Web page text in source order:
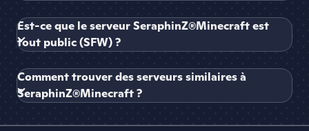
Est-ce que le serveur SeraphinZ®Minecraft est
tout public (SFW) ?
Comment trouver des serveurs similaires à
SeraphinZ®Minecraft ?